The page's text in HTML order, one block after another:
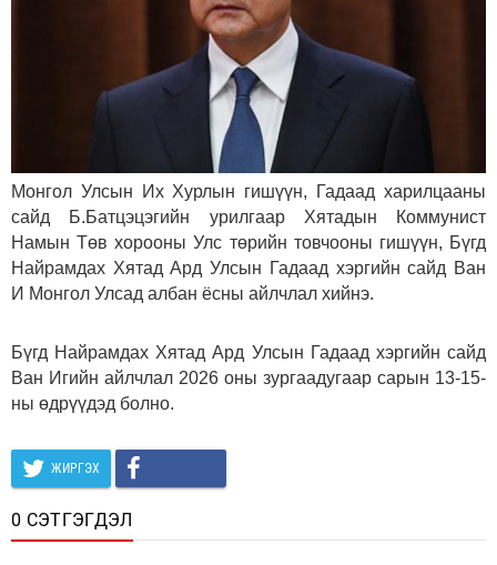
Монгол Улсын Их Хурлын гишүүн, Гадаад харилцааны
сайд Б.Батцэцэгийн урилгаар Хятадын Коммунист
Намын Төв хорооны Улс төрийн товчооны гишүүн, Бүгд
Найрамдах Хятад Ард Улсын Гадаад хэргийн сайд Ван
И Монгол Улсад албан ёсны айлчлал хийнэ.
Бүгд Найрамдах Хятад Ард Улсын Гадаад хэргийн сайд
Ван Игийн айлчлал 2026 оны зургаадугаар сарын 13-15-
ны өдрүүдэд болно.
ЖИРГЭХ
0 СЭТГЭГДЭЛ